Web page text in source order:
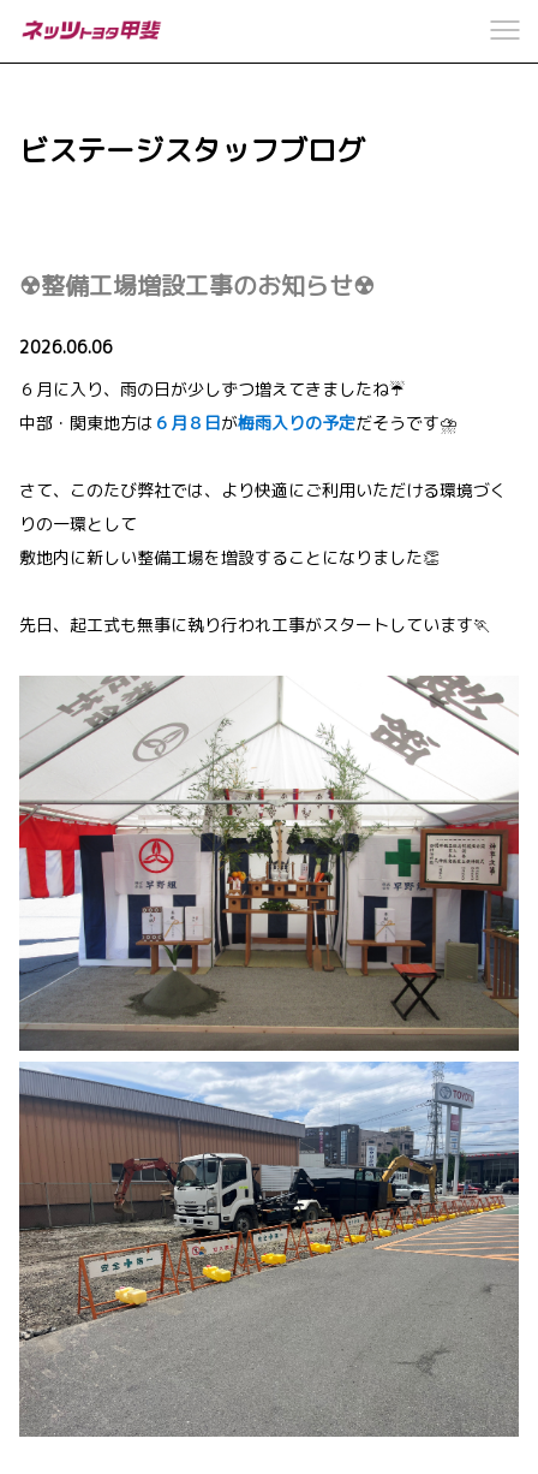
ビステージスタッフブログ
☢整備工場増設工事のお知らせ☢
2026.06.06
６月に入り、雨の日が少しずつ増えてきましたね☔
中部・関東地方は ６月８日が梅雨入りの予定だそうです⛈
さて、このたび弊社では、より快適にご利用いただける環境づく
りの一環として
敷地内に新しい整備工場を増設することになりました👏
先日、起工式も無事に執り行われ工事がスタートしています🏃